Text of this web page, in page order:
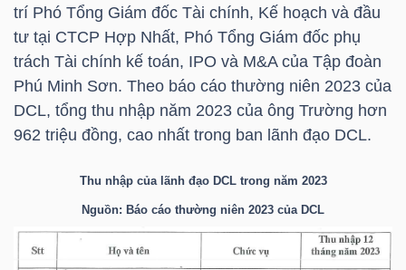
trí Phó Tổng Giám đốc Tài chính, Kế hoạch và đầu
tư tại CTCP Hợp Nhất, Phó Tổng Giám đốc phụ
trách Tài chính kế toán, IPO và M&A của Tập đoàn
Phú Minh Sơn. Theo báo cáo thường niên 2023 của
DCL, tổng thu nhập năm 2023 của ông Trường hơn
962 triệu đồng, cao nhất trong ban lãnh đạo DCL.
Thu nhập của lãnh đạo DCLtrong năm 2023
Nguồn: Báo cáo thường niên 2023 của DCL
VĨ
MÔ